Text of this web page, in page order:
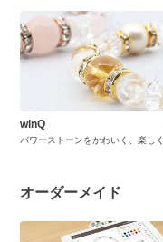
winQ
パワーストーンをかわいく、楽しく
オーダーメイド